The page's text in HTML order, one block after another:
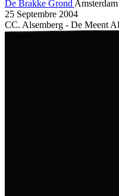
De Brakke Grond Amsterdam
25 Septembre 2004
CC. Alsemberg - De Meent